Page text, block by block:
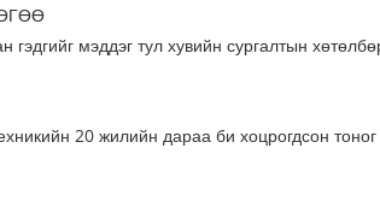
мэддэг тул хувийн сургалтын
20 жилийн дараа би хоцрогдсон тоног